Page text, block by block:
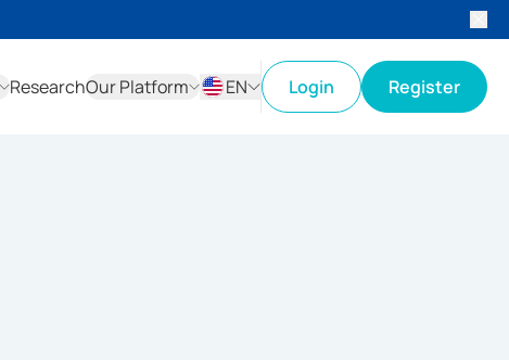
ResearchOur Platform
EN
Login Register